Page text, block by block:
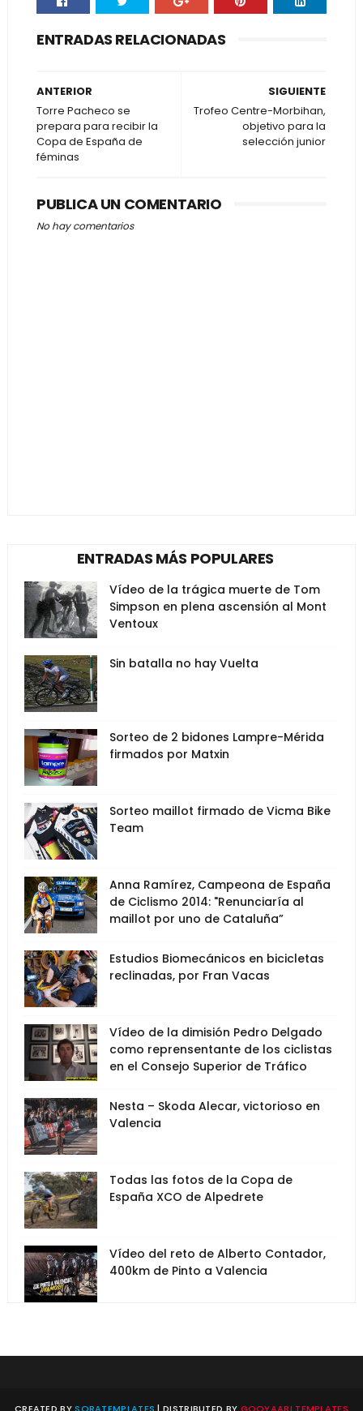
ENTRADAS RELACIONADAS
SIGUIENTE
Trofeo Centre-Morbihan,
objetivo para la
selección junior
ANTERIOR
Torre Pacheco se
prepara para recibir la
Copa de España de
féminas
PUBLICA UN COMENTARIO
No hay comentarios
ENTRADAS MÁS POPULARES
Vídeo de la trágica muerte de Tom
Simpson en plena ascensión al Mont
Ventoux
Sin batalla no hay Vuelta
Sorteo de 2 bidones Lampre-Mérida
firmados por Matxin
Sorteo maillot firmado de Vicma Bike
Team
Anna Ramírez, Campeona de España
de Ciclismo 2014: "Renunciaría al
maillot por uno de Cataluña”
Estudios Biomecánicos en bicicletas
reclinadas, por Fran Vacas
Vídeo de la dimisión Pedro Delgado
como reprensentante de los ciclistas
en el Consejo Superior de Tráfico
Nesta – Skoda Alecar, victorioso en
Valencia
Todas las fotos de la Copa de
España XCO de Alpedrete
Vídeo del reto de Alberto Contador,
400km de Pinto a Valencia